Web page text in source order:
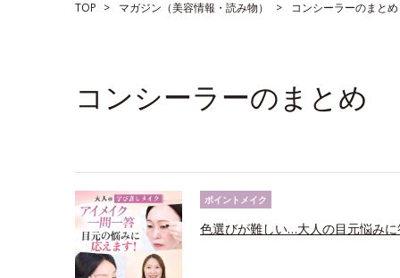
TOP マガジン（美容情報・読み物） コンシーラーのまとめ
コンシーラーのまとめ
ポイントメイク
色選びが難しい…大人の目元悩み